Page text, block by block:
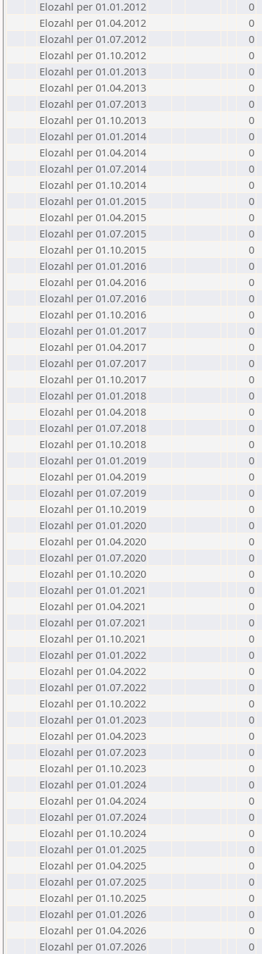
Elozahl per 01.01.2012
0
Elozahl per 01.04.2012
0
Elozahl per 01.07.2012
0
Elozahl per 01.10.2012
0
Elozahl per 01.01.2013
0
Elozahl per 01.04.2013
0
Elozahl per 01.07.2013
0
Elozahl per 01.10.2013
0
Elozahl per 01.01.2014
0
Elozahl per 01.04.2014
0
Elozahl per 01.07.2014
0
Elozahl per 01.10.2014
0
Elozahl per 01.01.2015
0
Elozahl per 01.04.2015
0
Elozahl per 01.07.2015
0
Elozahl per 01.10.2015
0
Elozahl per 01.01.2016
0
Elozahl per 01.04.2016
0
Elozahl per 01.07.2016
0
Elozahl per 01.10.2016
0
Elozahl per 01.01.2017
0
Elozahl per 01.04.2017
0
Elozahl per 01.07.2017
0
Elozahl per 01.10.2017
0
Elozahl per 01.01.2018
0
Elozahl per 01.04.2018
0
Elozahl per 01.07.2018
0
Elozahl per 01.10.2018
0
Elozahl per 01.01.2019
0
Elozahl per 01.04.2019
0
Elozahl per 01.07.2019
0
Elozahl per 01.10.2019
0
Elozahl per 01.01.2020
0
Elozahl per 01.04.2020
0
Elozahl per 01.07.2020
0
Elozahl per 01.10.2020
0
Elozahl per 01.01.2021
0
Elozahl per 01.04.2021
0
Elozahl per 01.07.2021
0
Elozahl per 01.10.2021
0
Elozahl per 01.01.2022
0
Elozahl per 01.04.2022
0
Elozahl per 01.07.2022
0
Elozahl per 01.10.2022
0
Elozahl per 01.01.2023
0
Elozahl per 01.04.2023
0
Elozahl per 01.07.2023
0
Elozahl per 01.10.2023
0
Elozahl per 01.01.2024
0
Elozahl per 01.04.2024
0
Elozahl per 01.07.2024
0
Elozahl per 01.10.2024
0
Elozahl per 01.01.2025
0
Elozahl per 01.04.2025
0
Elozahl per 01.07.2025
0
Elozahl per 01.10.2025
0
Elozahl per 01.01.2026
0
Elozahl per 01.04.2026
0
Elozahl per 01.07.2026
0